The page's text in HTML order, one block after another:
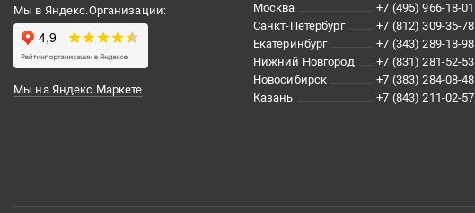
Мы в Яндекс.Организации:
Мы на Яндекс.Маркете
Москва
+7 (495) 966-18-01
Санкт-Петербург
+7 (812) 309-35-78
Екатеринбург
+7 (343) 289-18-98
Нижний Новгород
+7 (831) 281-52-53
Новосибирск
+7 (383) 284-08-48
Казань
+7 (843) 211-02-57